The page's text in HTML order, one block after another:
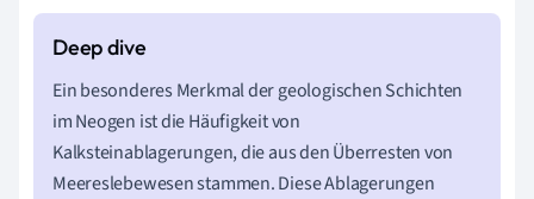
Ein besonderes Merkmal der geologischen Schichten
im Neogen ist die Häufigkeit von
Kalksteinablagerungen, die aus den Überresten von
Meereslebewesen stammen. Diese Ablagerungen